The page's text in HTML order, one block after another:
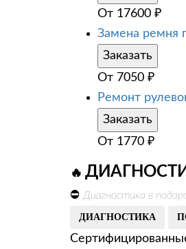
От 17600 ₽
Замена ремня
Заказать
От 7050 ₽
Ремонт
Заказать
От 1770 ₽
🔥
⛔ Диагностика в
ДИАГНОСТИКА